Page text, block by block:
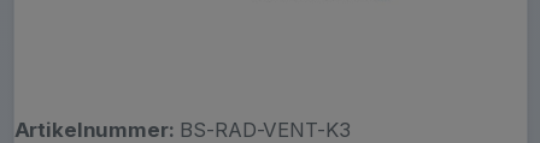
Artikelnummer: BS-RAD-VENT-K3